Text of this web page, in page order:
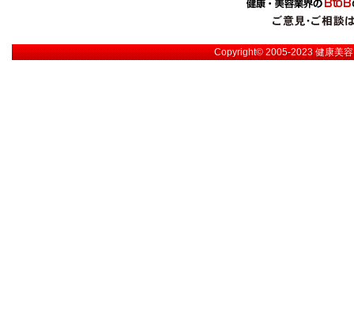
Copyright© 2005-2023健康美